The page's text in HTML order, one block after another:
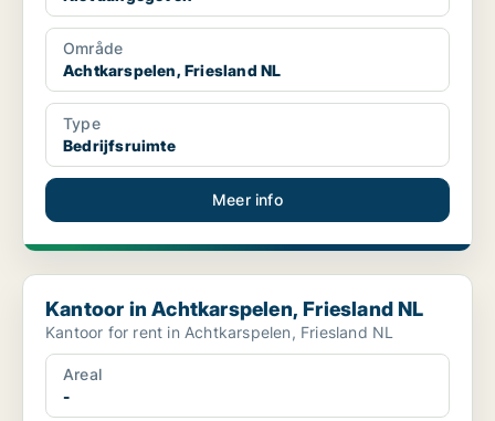
Område
Achtkarspelen, Friesland NL
Type
Bedrijfsruimte
Meer info
Kantoor in Achtkarspelen, Friesland NL
Kantoor in Achtkarspelen, Friesland NL
Kantoor for rent in Achtkarspelen, Friesland NL
Areal
-